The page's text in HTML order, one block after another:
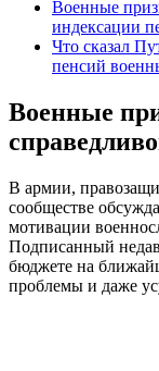
Военные
индексации
Что сказал
пенсий
Военные
В армии,
сообществе
мотивации
Подписанный
бюджете на
проблемы и даже